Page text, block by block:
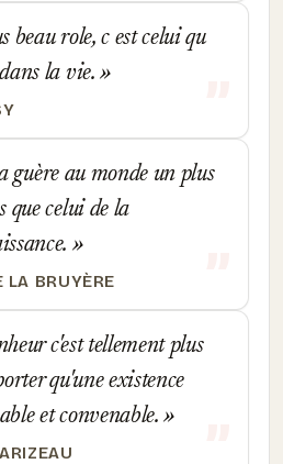
beau role, c est celui qu
la vie.
guère au monde un plus
que celui de la
LA BRUYÈRE
c'est tellement plus
qu'une existence
et convenable.